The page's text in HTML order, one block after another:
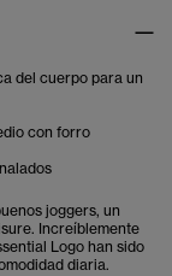
del cuerpo para un
con forro
joggers, un
Increíblemente
Logo han sido
diaria.